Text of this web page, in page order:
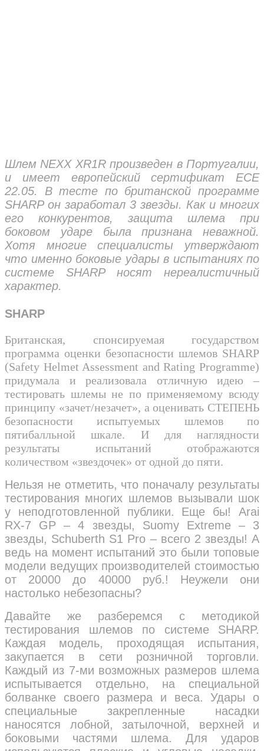
Шлем NEXX XR1R произведен в Португалии,
и имеет европейский сертификат ECE
22.05. В тесте по британской программе
SHARP он заработал 3 звезды. Как и многих
его конкурентов, защита шлема при
боковом ударе была признана неважной.
Хотя многие специалисты утверждают
что именно боковые удары в испытаниях по
системе SHARP носят нереалистичный
характер.
SHARP
Британская, спонсируемая государством
программа оценки безопасности шлемов SHARP
(Safety Helmet Assessment and Rating Programme)
придумала и реализовала отличную идею –
тестировать шлемы не по применяемому всюду
принципу «зачет/незачет», а оценивать СТЕПЕНЬ
безопасности испытуемых шлемов по
пятибалльной шкале. И для наглядности
результаты испытаний отображаются
количеством «звездочек» от одной до пяти.
Нельзя не отметить, что поначалу результаты
тестирования многих шлемов вызывали шок
у неподготовленной публики. Еще бы! Arai
RX-7 GP – 4 звезды, Suomy Extreme – 3
звезды, Schuberth S1 Pro – всего 2 звезды! А
ведь на момент испытаний это были топовые
модели ведущих производителей стоимостью
от 20000 до 40000 руб.! Неужели они
настолько небезопасны?
Давайте же разберемся с методикой
тестирования шлемов по системе SHARP.
Каждая модель, проходящая испытания,
закупается в сети розничной торговли.
Каждый из 7-ми возможных размеров шлема
испытывается отдельно, на специальной
болванке своего размера и веса. Удары о
специальные закрепленные насадки
наносятся лобной, затылочной, верхней и
боковыми частями шлема. Для ударов